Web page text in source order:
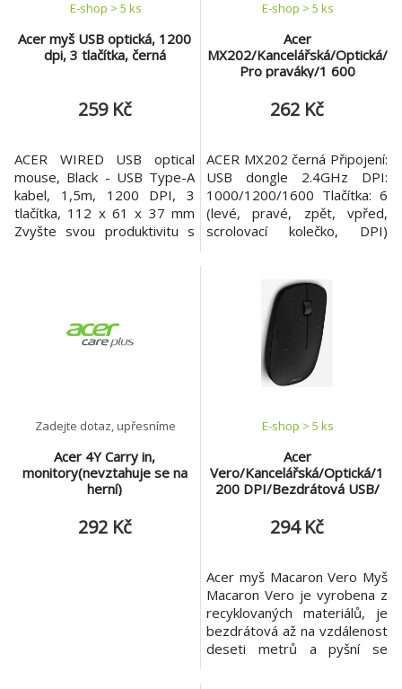
Acer myš USB optická, 1200
dpi, 3 tlačítka, černá
E-shop > 5 ks
259 Kč
ACER WIRED USB optical
mouse, Black - USB Type-A
kabel, 1,5m, 1200 DPI, 3
tlačítka, 112 x 61 x 37 mm
Zvyšte svou produktivitu s
navržena pro
bezproblémovou práci a
Acer
MX202/Kancelářská/Optická/
Pro praváky/1 600
E-shop > 5 ks
262 Kč
ACER MX202 černá Připojení:
USB dongle 2.4GHz DPI:
1000/1200/1600 Tlačítka: 6
(levé, pravé, zpět, vpřed,
scrolovací kolečko, DPI)
Hmotnost: 54 g (bez
Acer 4Y Carry in,
monitory(nevztahuje se na
herní)
Zadejte dotaz, upřesníme
292 Kč
Acer
Vero/Kancelářská/Optická/1
200 DPI/Bezdrátová USB/
E-shop > 5 ks
294 Kč
Acer myš Macaron Vero Myš
Macaron Vero je vyrobena z
recyklovaných materiálů, je
bezdrátová až na vzdálenost
deseti metrů a pyšní se